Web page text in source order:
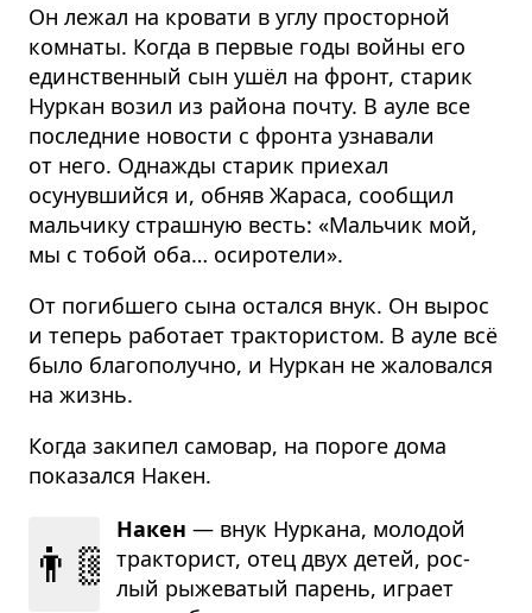
Он лежал на кровати в углу просторной
комнаты. Когда в первые годы войны его
единственный сын ушёл на фронт, старик
Нуркан возил из района почту. В ауле все
последние новости с фронта узнавали
от него. Однажды старик приехал
осунувшийся и, обняв Жараса, сообщил
мальчику страшную весть: «Мальчик мой,
мы с тобой оба… осиротели».
От погибшего сына остался внук. Он вырос
и теперь работает трактористом. В ауле всё
было благополучно, и Нуркан не жаловался
на жизнь.
Когда закипел самовар, на пороге дома
показался Накен.
👨🏼‍🔧
Накен — внук Нур­кана, моло­дой
трак­то­рист, отец двух детей, рос­
лый рыже­ва­тый парень, играет